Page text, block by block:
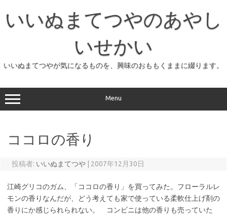
プ
いいぬまてつやのあやし
いせかい
いいぬまてつやが気になるものを、興味のおももくままに綴ります。
Menu
ココロの香り
投稿者: いいぬまてつや 2007年12月30日
江崎グリコのガム、「ココロの香り」を買ってみた。フローラルレ
モンの香りなんだが、どう考えても家で使っている柔軟仕上げ剤の
香りにか感じられられない。 コンビニは他の香りも売っていた